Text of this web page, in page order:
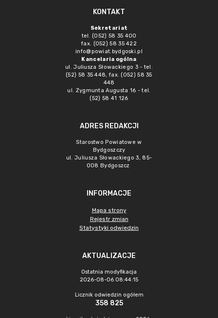
KONTAKT
Sekretariat
tel. (052) 58 35 400
fax. (052) 58 35 422
info@powiat.bydgoski.pl
Kancelaria ogólna
ul. Juliusza Słowackiego 3 - tel.
(52) 58 35 448, fax. (052) 58 35
448
ul. Zygmunta Augusta 16 - tel.
(52) 58 41 126
ADRES REDAKCJI
Starostwo Powiatowe w
Bydgoszczy
ul. Juliusza Słowackiego 3, 85-
008 Bydgoszcz
INFORMACJE
Mapa strony
Rejestr zmian
Statystyki odwiedzin
AKTUALIZACJE
Ostatnia modyfikacja
2026-08-06 08:44:15
Licznik odwiedzin ogółem
358 825